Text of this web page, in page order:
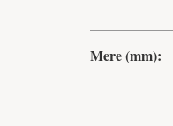
Mere (mm):